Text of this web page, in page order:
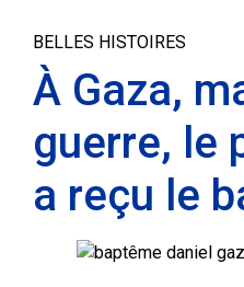
BELLES HISTOIRES
À Gaza,
guerre, le
a reçu le